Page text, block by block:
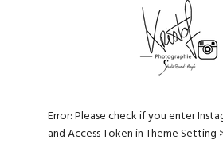
Error: Please check if you enter
and Access Token in Theme Setting